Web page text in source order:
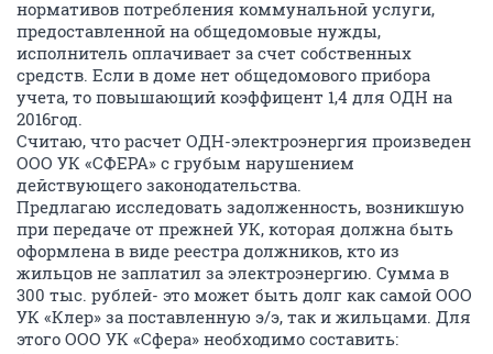
нормативов потребления коммунальной услуги,
предоставленной на общедомовые нужды,
исполнитель оплачивает за счет собственных
средств. Если в доме нет общедомового прибора
учета, то повышающий коэффицент 1,4 для ОДН на
2016год.
Считаю, что расчет ОДН-электроэнергия произведен
ООО УК «СФЕРА» с грубым нарушением
действующего законодательства.
Предлагаю исследовать задолженность, возникшую
при передаче от прежней УК, которая должна быть
оформлена в виде реестра должников, кто из
жильцов не заплатил за электроэнергию. Сумма в
300 тыс. рублей- это может быть долг как самой ООО
УК «Клер» за поставленную э/э, так и жильцами. Для
этого ООО УК «Сфера» необходимо составить: